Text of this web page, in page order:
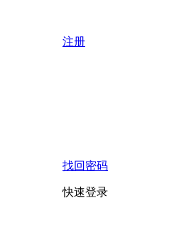
注册
找回密码
快速登录